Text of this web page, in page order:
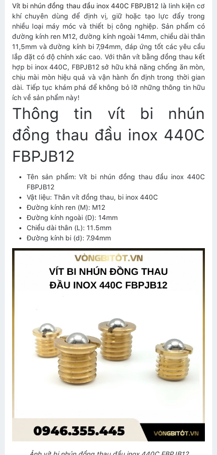
Vít bi nhún đồng thau đầu inox 440C FBPJB12 là linh kiện cơ
khí chuyên dùng để định vị, giữ hoặc tạo lực đẩy trong
nhiều loại máy móc và thiết bị công nghiệp. Sản phẩm có
đường kính ren M12, đường kính ngoài 14mm, chiều dài thân
11,5mm và đường kính bi 7,94mm, đáp ứng tốt các yêu cầu
lắp đặt có độ chính xác cao. Với thân vít bằng đồng thau kết
hợp bi inox 440C, FBPJB12 sở hữu khả năng chống ăn mòn,
chịu mài mòn hiệu quả và vận hành ổn định trong thời gian
dài. Tiếp tục khám phá để không bỏ lỡ những thông tin hữu
ích về sản phẩm này!
Thông tin vít bi nhún
đồng thau đầu inox 440C
FBPJB12
Tên sản phẩm: Vít bi nhún đồng thau đầu inox 440C
FBPJB12
Vật liệu: Thân vít đồng thau, bi inox 440C
Đường kính ren (M): M12
Đường kính ngoài (D): 14mm
Chiều dài thân (L): 11.5mm
Đường kính bi (d): 7.94mm